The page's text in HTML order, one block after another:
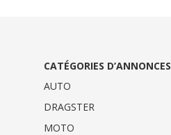
CATÉGORIES D’ANNONCES
AUTO
DRAGSTER
MOTO